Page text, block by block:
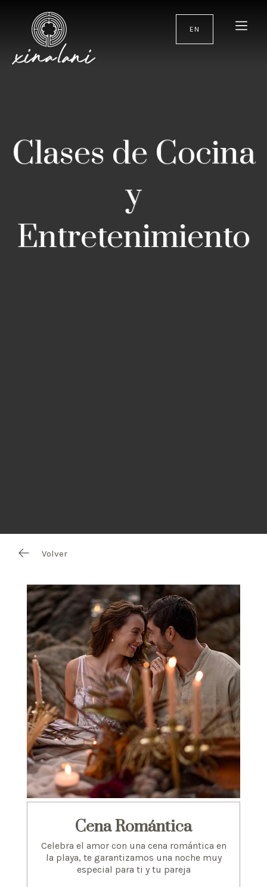
EN
Clases de Cocina
y
Entretenimiento
Volver
Cena Romántica
Celebra el amor con una cena romántica en
la playa, te garantizamos una noche muy
especial para ti y tu pareja